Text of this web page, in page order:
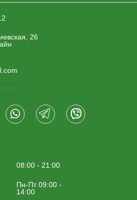
26
08:00 - 21:00
Пн-Пт 09:00 -
14:00